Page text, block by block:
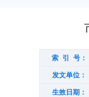
索 引 号：
发文单位：
生效日期：